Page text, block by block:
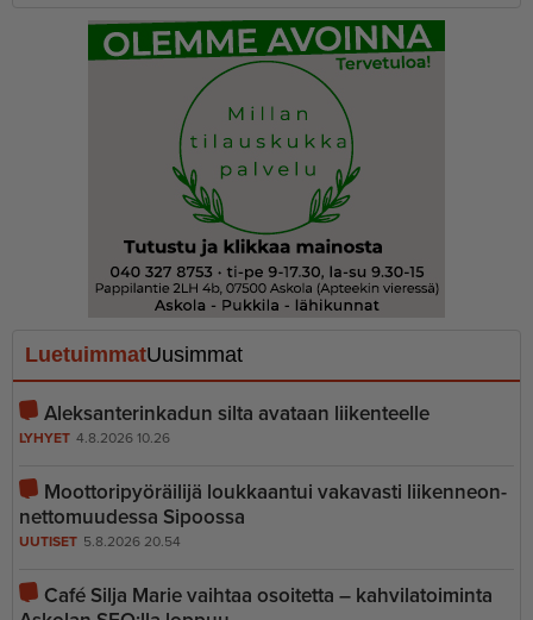
LuetuimmatUusimmat
Aleksanterinkadun silta avataan liikenteelle
LYHYET 4.8.2026 10.26
Moottoripyöräilijä loukkaantui vakavasti liiken­ne­on­
net­to­muudessa Sipoossa
UUTISET 5.8.2026 20.54
Café Silja Marie vaihtaa osoitetta – kahvilatoiminta